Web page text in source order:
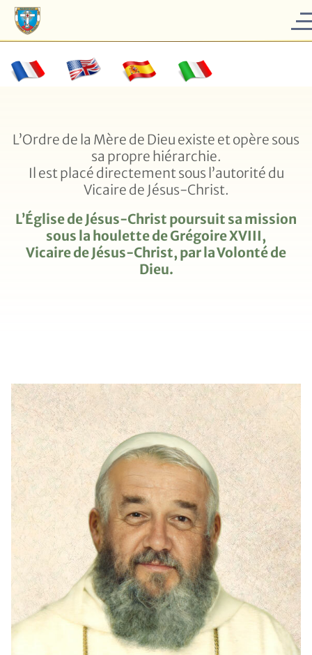
L’Ordre de la Mère de Dieu existe et opère sous
sa propre hiérarchie.
Il est placé directement sous l’autorité du
Vicaire de Jésus-Christ.
L’Église de Jésus-Christ poursuit sa mission
sous la houlette de Grégoire XVIII,
Vicaire de Jésus-Christ, par la Volonté de
Dieu.